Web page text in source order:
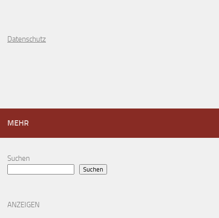
Datenschutz
MEHR
Suchen
Suchen
ANZEIGEN